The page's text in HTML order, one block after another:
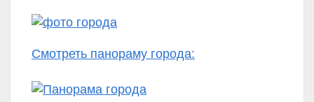
Смотреть панораму города: